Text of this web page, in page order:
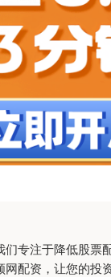
专注于降低股
配资，让您的投